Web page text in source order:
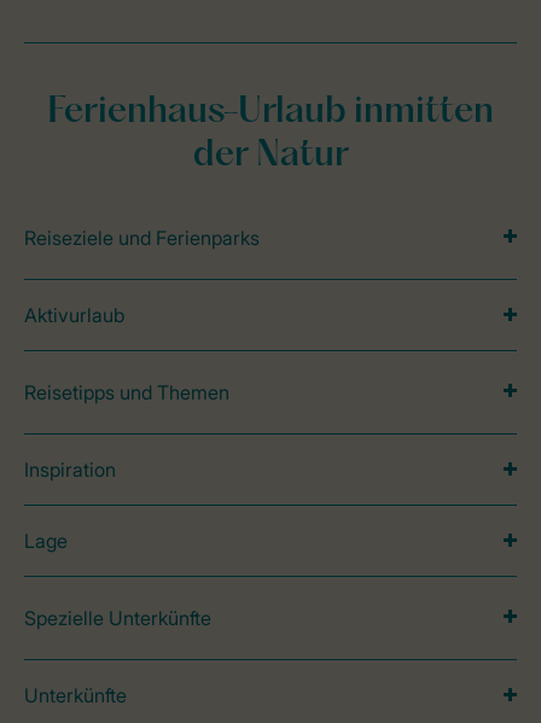
Ferienhaus-Urlaub inmitten
der Natur
Reiseziele und Ferienparks
Aktivurlaub
Reisetipps und Themen
Inspiration
Lage
Spezielle Unterkünfte
Unterkünfte